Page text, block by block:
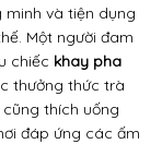
minh và tiện dụng
Một người đam
chiếc khay pha
thưởng thức trà
thích uống
đáp ứng các ấm